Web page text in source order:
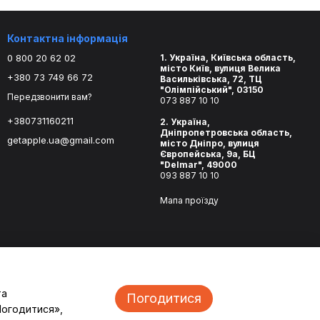
Контактна інформація
0 800 20 62 02
+380 73 749 66 72
Передзвонити вам?
+380731160211
getapple.ua@gmail.com
1. Україна, Київська область,
місто Київ, вулиця Велика
Васильківська, 72, ТЦ
"Олімпійський", 03150
073 887 10 10
2. Україна,
Дніпропетровська область,
місто Дніпро, вулиця
Європейська, 9а, БЦ
"Delmar", 49000
093 887 10 10
Мапа проїзду
Погодитися